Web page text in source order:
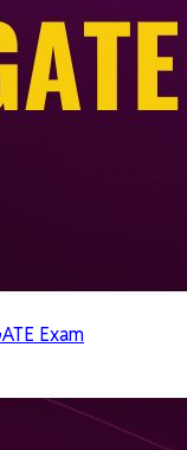
Exam